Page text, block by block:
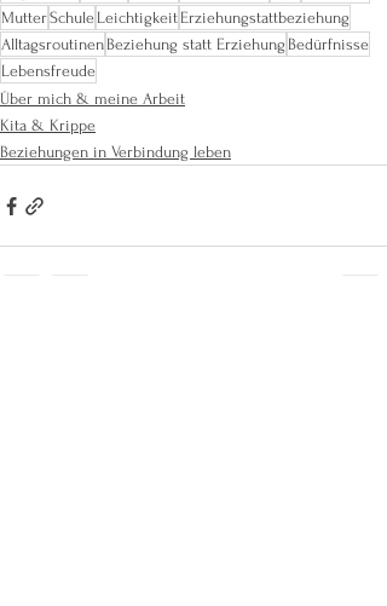
MutterSchule Leichtigkeit Erziehungstattbeziehung
Alltagsroutinen Beziehung statt Erziehung Bedürfnisse
Lebensfreude
Über mich & meine Arbeit
Kita & Krippe
Beziehungen in Verbindung leben